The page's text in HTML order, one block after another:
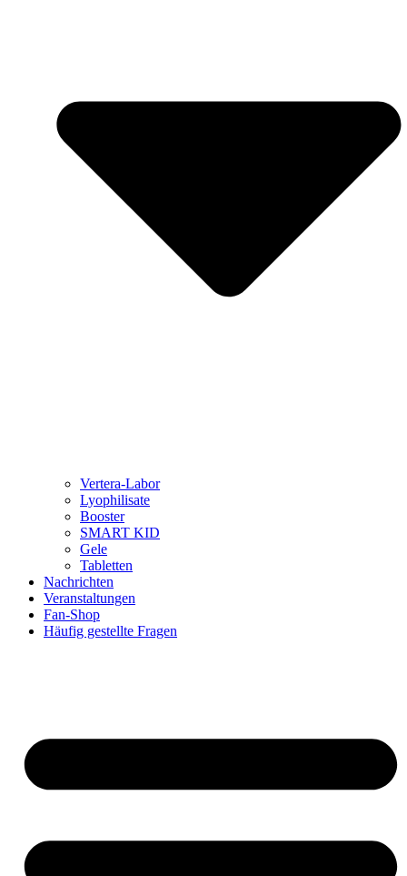
Vertera-Labor
Lyophilisate
Booster
SMART KID
Gele
Tabletten
Nachrichten
Veranstaltungen
Fan-Shop
Häufig gestellte Fragen